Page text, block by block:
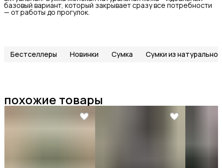
базовый вариант, который закрывает сразу все потребности
— от работы до прогулок.
Бестселлеры Новинки Сумка Сумки из
похожие товары